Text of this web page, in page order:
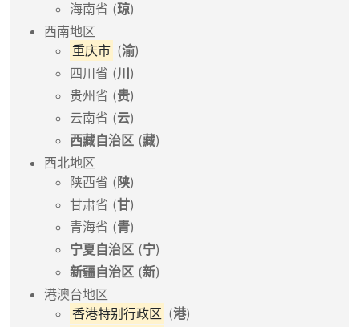
海南省 (琼)
西南地区
重庆市 (渝)
四川省 (川)
贵州省 (贵)
云南省 (云)
西藏自治区 (藏)
西北地区
陕西省 ( 陕)
甘肃省 (甘)
青海省 (青)
宁夏自治区 (宁)
新疆自治区 (新)
港澳台地区
香港特别行政区 (港)